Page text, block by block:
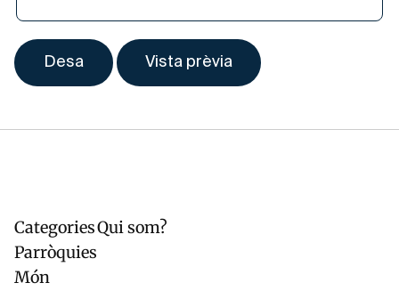
Navegación
principal
Categories
Parròquies
Món
Pie
Qui som?